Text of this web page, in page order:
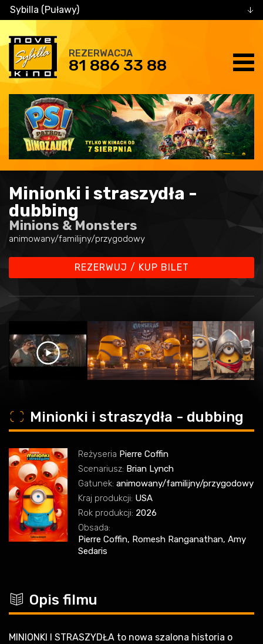
Sybilla (Puławy)
REZERWACJA
81 886 33 88
Minionki i straszydła -
dubbing
Minions & Monsters
animowany/familijny/przygodowy
REZERWUJ / KUP BILET
o Minionki i straszydła - dubbing
Reżyseria Pierre Coffin
Scenariusz: Brian Lynch
Gatunek: animowany/familijny/przygodowy
Kraj produkcji: USA
Rok produkcji: 2026
Obsada:
Pierre Coffin, Romesh Ranganathan, Amy
Sedaris
c Opis filmu
MINIONKI I STRASZYDŁA to nowa szalona historia o